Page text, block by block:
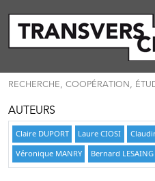
RECHERCHE, COOPÉRATION,
AUTEURS
Claire DUPORT Laure CIOSI
Véronique MANRY
Bernard LESAING